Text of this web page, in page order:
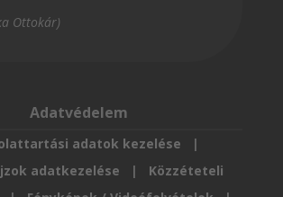
Ottokár)
Adatvédelem
adatok kezelése |
adatkezelése
| Közzéteteli